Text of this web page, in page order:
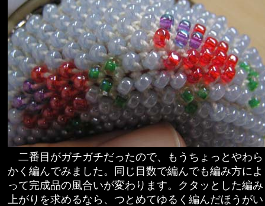
二番目がガチガチだったので、もうちょっとやわら
かく編んでみました。同じ目数で編んでも編み方によ
って完成品の風合いが変わります。クタッとした編み
上がりを求めるなら、つとめてゆるく編んだほうがい